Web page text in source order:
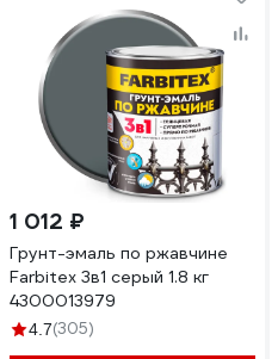
1 012 ₽
Грунт-эмаль по ржавчине
Farbitex 3в1 серый 1.8 кг
4300013979
4.7(305)